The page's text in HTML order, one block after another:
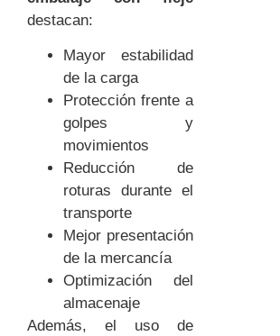
destacan:
Mayor estabilidad
de la carga
Protección frente a
golpes y
movimientos
Reducción de
roturas durante el
transporte
Mejor presentación
de la mercancía
Optimización del
almacenaje
Además, el uso de